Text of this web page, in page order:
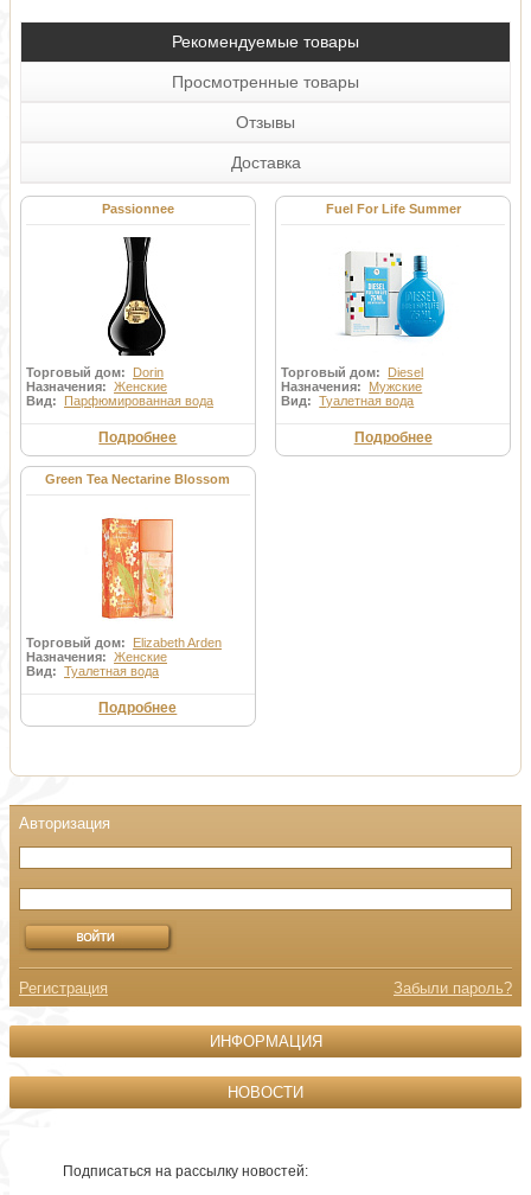
Рекомендуемые товары
Просмотренные товары
Отзывы
Доставка
Passionnee
Торговый дом:
Dorin
Назначения: Женские
Вид:
Парфюмированная вода
Подробнее
Fuel For Life Summer
Торговый дом:
Diesel
Назначения: Мужские
Вид:Туалетная вода
Подробнее
Green Tea Nectarine Blossom
Торговый дом:
Elizabeth Arden
Назначения: Женские
Вид: Туалетная вода
Подробнее
Регистрация Забыли пароль?
ИНФОРМАЦИЯ
НОВОСТИ
Подписаться на рассылку новостей: